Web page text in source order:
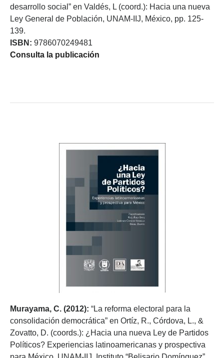
desarrollo social” en Valdés, L (coord.): Hacia una nueva
Ley General de Población, UNAM-IIJ, México, pp. 125-
139.
ISBN: 9786070249481
Consulta la publicación
Murayama, C. (2012): “La reforma electoral para la
consolidación democrática” en Ortíz, R., Córdova, L., &
Zovatto, D. (coords.): ¿Hacia una nueva Ley de Partidos
Políticos? Experiencias latinoamericanas y prospectiva